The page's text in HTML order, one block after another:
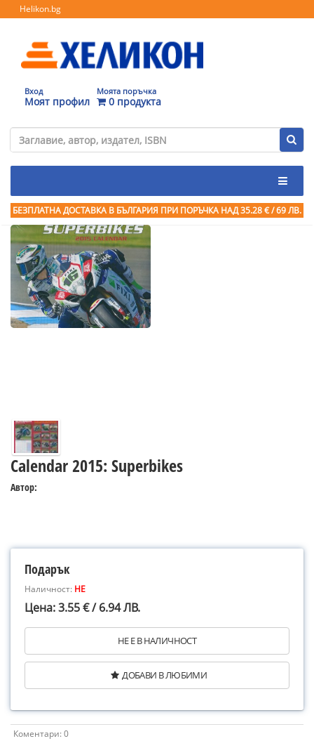
Helikon.bg
Вход
Моят профил
Моята поръчка
0 продукта
БЕЗПЛАТНА ДОСТАВКА В БЪЛГАРИЯ ПРИ ПОРЪЧКА НАД 35.28 € / 69 ЛВ.
Calendar 2015: Superbikes
Автор:
Подарък
Наличност: НЕ
Цена: 3.55 € / 6.94 ЛВ.
НЕ Е В НАЛИЧНОСТ
ДОБАВИ В ЛЮБИМИ
Коментари: 0